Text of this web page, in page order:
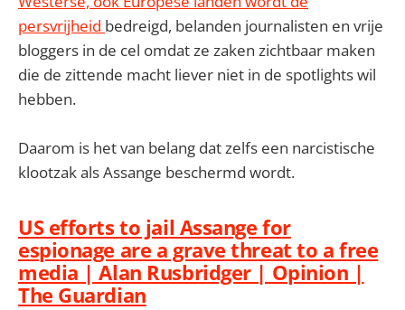
persvrijheid bedreigd, belanden journalisten en vrije
bloggers in de cel omdat ze zaken zichtbaar maken
die de zittende macht liever niet in de spotlights wil
hebben.
Daarom is het van belang dat zelfs een narcistische
klootzak als Assange beschermd wordt.
US efforts to jail Assange for
espionage are a grave threat to a free
media | Alan Rusbridger | Opinion |
The Guardian